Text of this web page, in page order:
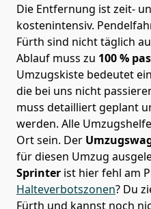
Die Entfernung ist zeit-
kostenintensiv.
Fürth sind nicht täglich
Ablauf muss zu 100 %
Umzugskiste bedeutet
die bei uns nicht
muss detailliert geplant
werden. Alle
Ort sein. Der
für diesen Umzug
Sprinter ist hier fehl am
Halteverbotszonen? Du
Fürth und kannst noch